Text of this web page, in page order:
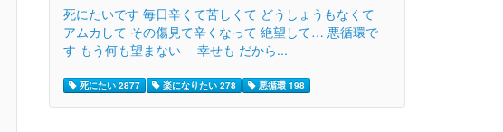
死にたいです 毎日辛くて苦しくて どうしょうもなくて
アムカして その傷見て辛くなって 絶望して… 悪循環で
す もう何も望まない 幸せも だから...
死にたい 2877 楽になりたい 278 悪循環 198